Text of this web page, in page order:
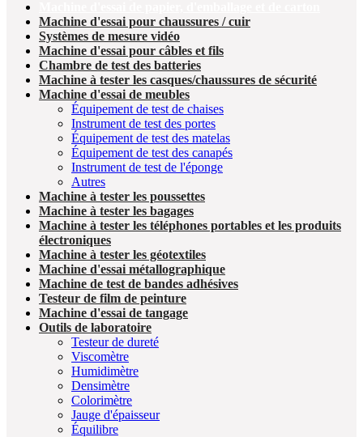
Machine d'essai pour chaussures / cuir
Systèmes de mesure vidéo
Machine d'essai pour câbles et fils
Chambre de test des batteries
Machine à tester les casques/chaussures de sécurité
Machine d'essai de meubles
Équipement de test de chaises
Instrument de test des portes
Équipement de test des matelas
Équipement de test des canapés
Instrument de test de l'éponge
Autres
Machine à tester les poussettes
Machine à tester les bagages
Machine à tester les téléphones portables et les produits
électroniques
Machine à tester les géotextiles
Machine d'essai métallographique
Machine de test de bandes adhésives
Testeur de film de peinture
Machine d'essai de tangage
Outils de laboratoire
Testeur de dureté
Viscomètre
Humidimètre
Densimètre
Colorimètre
Jauge d'épaisseur
Équilibre